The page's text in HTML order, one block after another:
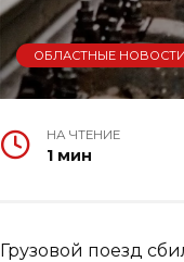
ОБЛАСТНЫЕ НОВОСТИ
НА ЧТЕНИЕ
1 мин
Грузовой поезд